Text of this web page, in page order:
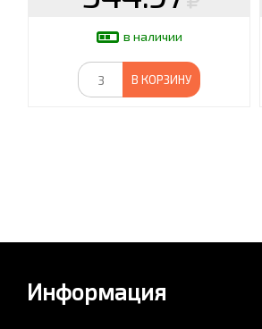
в наличии
В КОРЗИНУ
Информация